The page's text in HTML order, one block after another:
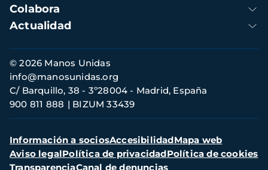
Colabora
Actualidad
Información
de
contacto
© 2026 Manos Unidas
C/ Barquillo, 38 - 3º28004 - Madrid, España
900 811 888
BIZUM 33439
info@manosunidas.org
Menú
secundario
Información a sociosAccesibilidadMapa web
Aviso legalPolítica de privacidadPolítica de cookies
TransparenciaCanal de denuncias